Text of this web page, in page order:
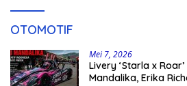
OTOMOTIF
Mei 7, 2026
Livery ‘Starla x
Mandalika, Erika